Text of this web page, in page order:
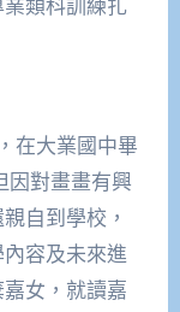
在大業國中畢
因對畫畫有興
自到學校，
容及未來進
女，就讀嘉